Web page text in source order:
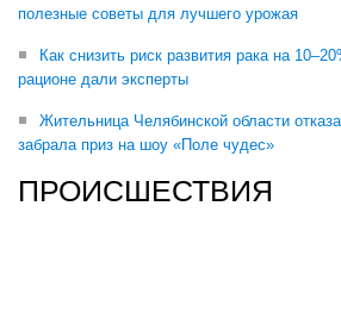
полезные советы для лучшего урожая
Как снизить риск развития рака на
рационе дали эксперты
Жительница Челябинской области
забрала приз на шоу «Поле чудес»
ПРОИСШЕСТВИЯ